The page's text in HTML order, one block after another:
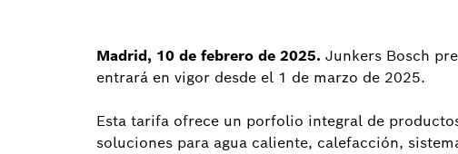
Madrid, 10 de febrero de 2025. Junkers Bosch
entrará en vigor desde el 1 de marzo de 2025.
Esta tarifa ofrece un porfolio integral de
soluciones para agua caliente, calefacción,